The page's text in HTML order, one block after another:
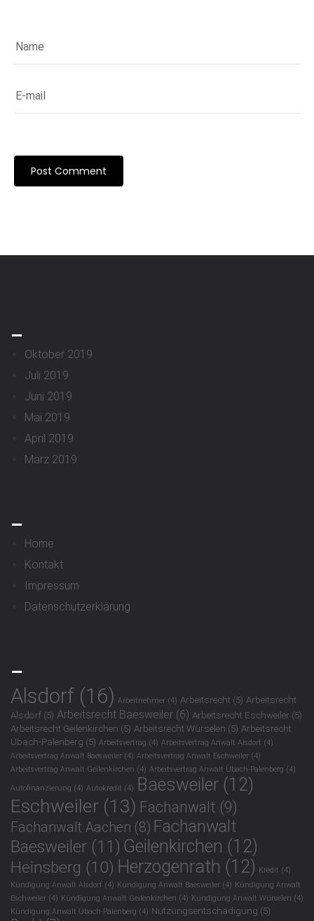
Oktober 2019
Juli 2019
Juni 2019
Mai 2019
April 2019
März 2019
Home
Kontakt
Impressum
Datenschutzerklärung
Alsdorf (16) Arbeitnehmer (4) Arbeitsrecht (5) Arbeitsrecht
Alsdorf (5) Arbeitsrecht Baesweiler (6) Arbeitsrecht Eschweiler (5)
Arbeitsrecht Geilenkirchen (5) Arbeitsrecht Würselen (5) Arbeitsrecht
Übach-Palenberg (5) Arbeitsvertrag (4) Arbeitsvertrag Anwalt Alsdorf (4)
Arbeitsvertrag Anwalt Baesweiler (4) Arbeitsvertrag Anwalt Eschweiler (4)
Arbeitsvertrag Anwalt Geilenkirchen (4) Arbeitsvertrag Anwalt Übach-Palenberg (4)
Autofinanzierung (4) Autokredit (4) Baesweiler (12)
Eschweiler (13) Fachanwalt (9)
Fachanwalt Aachen (8) Fachanwalt
Baesweiler (11) Geilenkirchen (12)
Heinsberg (10) Herzogenrath (12) Kredit (4)
Kündigung Anwalt Alsdorf (4) Kündigung Anwalt Baesweiler (4) Kündigung Anwalt
Eschweiler (4) Kündigung Anwalt Geilenkirchen (4) Kündigung Anwalt Würselen (4)
Kündigung Anwalt Übach-Palenberg (4) Nutzungsentschädigung (5)